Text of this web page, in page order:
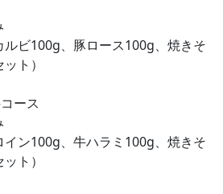
ルビ100g、豚ロース100g、焼きそ
ト）
ース
イン100g、牛ハラミ100g、焼きそ
ト）